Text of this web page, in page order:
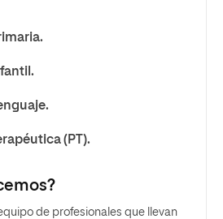
(PT).
de profesionales que llevan